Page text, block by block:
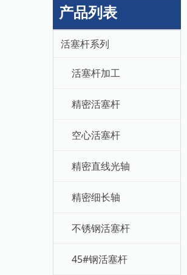
产品列表
活塞杆系列
活塞杆加工
精密活塞杆
空心活塞杆
精密直线光轴
精密细长轴
不锈钢活塞杆
45#钢活塞杆